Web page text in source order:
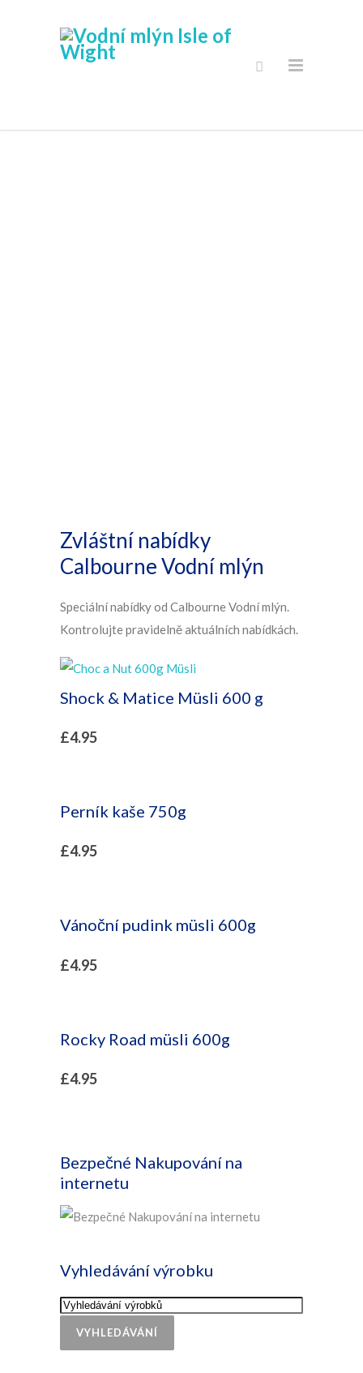
Zvláštní nabídky
Calbourne Vodní mlýn
Speciální nabídky od Calbourne Vodní mlýn.
Kontrolujte pravidelně aktuálních nabídkách.
Shock & Matice Müsli 600 g
£4.95
Perník kaše 750g
£4.95
Vánoční pudink müsli 600g
£4.95
Rocky Road müsli 600g
£4.95
Bezpečné Nakupování na
internetu
Vyhledávání výrobku
VYHLEDÁVÁNÍ